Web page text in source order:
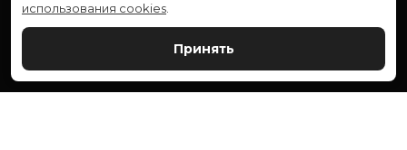
Расписание
Скоро в кино
Служба поддержки
использования cookies
Принять